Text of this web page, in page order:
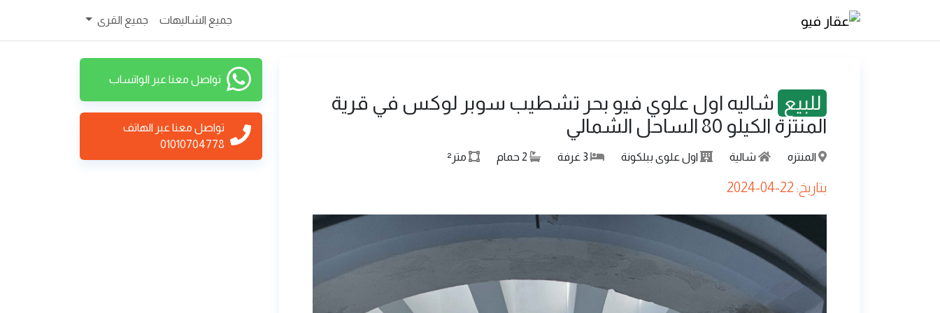
جميع الشاليهات جميع القرى
للبيع شاليه اول علوي فيو بحر تشطيب سوبر لوكس في قرية
المنتزة الكيلو 80 الساحل الشمالي
المنتزه شالية اول علوى ببلكونة 3 غرفة 2 حمام متر²
بتاريخ: 22-04-2024
تواصل معنا عبر الواتساب
تواصل معنا عبر الهاتف
01010704778